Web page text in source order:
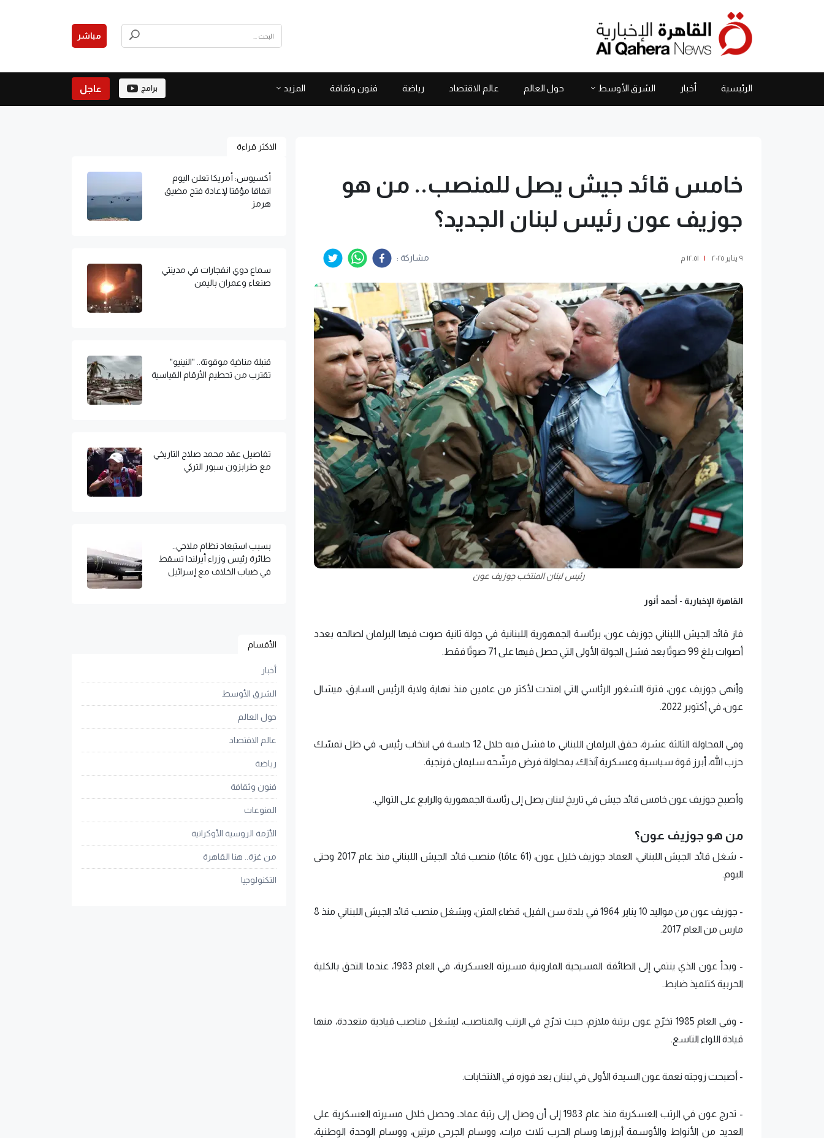
مباشر
الرئيسية أخبار الشرق الأوسط حول العالم عالم الاقتصاد رياضة فنون وثقافة المزيد برامج عاجل
خامس قائد جيش يصل للمنصب.. من هو
جوزيف عون رئيس لبنان الجديد؟
٩ يناير ٢٠٢٥ | ١٢:٥١ م مشاركة :
رئيس لبنان المنتخب جوزيف عون
القاهرة الإخبارية - أحمد أنور
فاز قائد الجيش اللبناني جوزيف عون، برئاسة الجمهورية اللبنانية في جولة ثانية صوت فيها البرلمان لصالحه بعدد
أصوات بلغ 99 صوتًا بعد فشل الجولة الأولى التي حصل فيها على 71 صوتًا فقط.
وأنهى جوزيف عون، فترة الشغور الرئاسي التي امتدت لأكثر من عامين منذ نهاية ولاية الرئيس السابق، ميشال
عون، في أكتوبر 2022.
وفي المحاولة الثالثة عشرة، حقق البرلمان اللبناني ما فشل فيه خلال 12 جلسة في انتخاب رئيس، في ظل تمسّك
حزب الله، أبرز قوة سياسية وعسكرية آنذاك، بمحاولة فرض مرشّحه سليمان فرنجية.
وأصبح جوزيف عون خامس قائد جيش في تاريخ لبنان يصل إلى رئاسة الجمهورية والرابع على التوالي.
من هو جوزيف عون؟
- شغل قائد الجيش اللبناني، العماد جوزيف خليل عون، (61 عامًا) منصب قائد الجيش اللبناني منذ عام 2017 وحتى
اليوم.
- جوزيف عون من مواليد 10 يناير 1964 في بلدة سن الفيل، قضاء المتن، ويشغل منصب قائد الجيش اللبناني منذ 8
مارس من العام 2017.
- وبدأ عون الذي ينتمي إلى الطائفة المسيحية المارونية مسيرته العسكرية، في العام 1983، عندما التحق بالكلية
الحربية كتلميذ ضابط.
- وفي العام 1985 تخرّج عون برتبة ملازم، حيث تدرّج في الرتب والمناصب، ليشغل مناصب قيادية متعددة، منها
قيادة اللواء التاسع.
- أصبحت زوجته نعمة عون السيدة الأولى في لبنان بعد فوزه في الانتخابات.
- تدرج عون في الرتب العسكرية منذ عام 1983 إلى أن وصل إلى رتبة عمادـ وحصل خلال مسيرته العسكرية على
العديد من الأنواط والأوسمة أبرزها وسام الحرب ثلاث مرات، ووسام الجرحى مرتين، ووسام الوحدة الوطنية،
الاكثر قراءة
أكسيوس: أمريكا تعلن اليوم
اتفاقا مؤقتا لإعادة فتح مضيق
هرمز
سماع دوي انفجارات في مدينتي
صنعاء وعمران باليمن
قنبلة مناخية موقوتة.. "النينيو"
تقترب من تحطيم الأرقام القياسية
تفاصيل عقد محمد صلاح التاريخي
مع طرابزون سبور التركي
بسبب استبعاد نظام ملاحي..
طائرة رئيس وزراء أيرلندا تسقط
في ضباب الخلاف مع إسرائيل
الأقسام
أخبار
الشرق الأوسط
حول العالم
عالم الاقتصاد
رياضة
فنون وثقافة
المنوعات
الأزمة الروسية الأوكرانية
من غزة.. هنا القاهرة
التكنولوجيا